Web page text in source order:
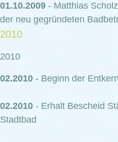
01.10.2009 - Matthias
der neu gegründeten
2010
2010
02.2010 - Beginn der
02.2010 - Erhalt Bescheid
Stadtbad